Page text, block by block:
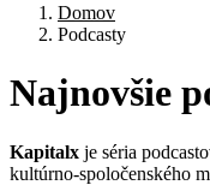
Domov
Podcasty
Najnovšie
Kapitalx je séria
kultúrno-spoločenského